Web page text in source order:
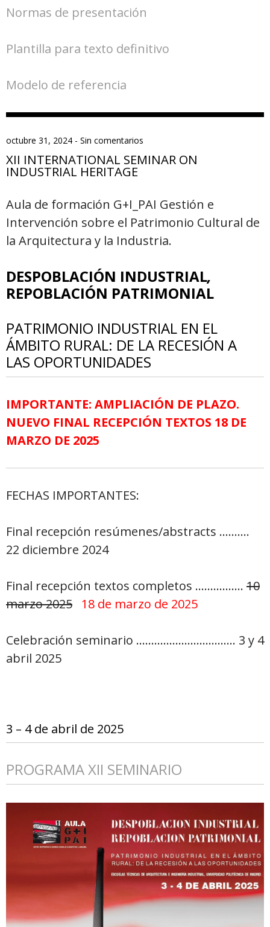
Normas de presentación
Plantilla para texto definitivo
Modelo de referencia
octubre 31, 2024 - Sin comentarios
XII INTERNATIONAL SEMINAR ON
INDUSTRIAL HERITAGE
Aula de formación G+I_PAI Gestión e
Intervención sobre el Patrimonio Cultural de
la Arquitectura y la Industria.
DESPOBLACIÓN INDUSTRIAL,
REPOBLACIÓN PATRIMONIAL
PATRIMONIO INDUSTRIAL EN EL
ÁMBITO RURAL: DE LA RECESIÓN A
LAS OPORTUNIDADES
IMPORTANTE: AMPLIACIÓN DE PLAZO.
NUEVO FINAL RECEPCIÓN TEXTOS 18 DE
MARZO DE 2025
FECHAS IMPORTANTES:
Final recepción resúmenes/abstracts ……….
22 diciembre 2024
Final recepción textos completos ……………. 10
marzo 2025 18 de marzo de 2025
Celebración seminario …………………………… 3 y 4
abril 2025
3 – 4 de abril de 2025
PROGRAMA XII SEMINARIO